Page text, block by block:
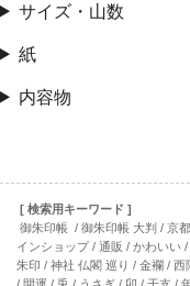
サイズ・山数
紙
内容物
[ 検索用キーワード ]
御朱印帳 / 御朱印帳 大判 / 京
インショップ / 通販 / かわいい
朱印 / 神社 仏閣 巡り / 金襴 /
/ 開運 / 兎 / うさぎ / 卯 / 干支 /